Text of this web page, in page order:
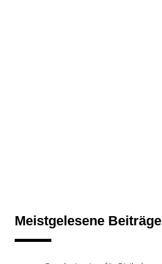
Meistgelesene Beiträge